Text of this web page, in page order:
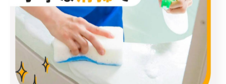
カテゴリー Categories
全てのカテゴリー
エアコン
春日部市のハウスクリーニング